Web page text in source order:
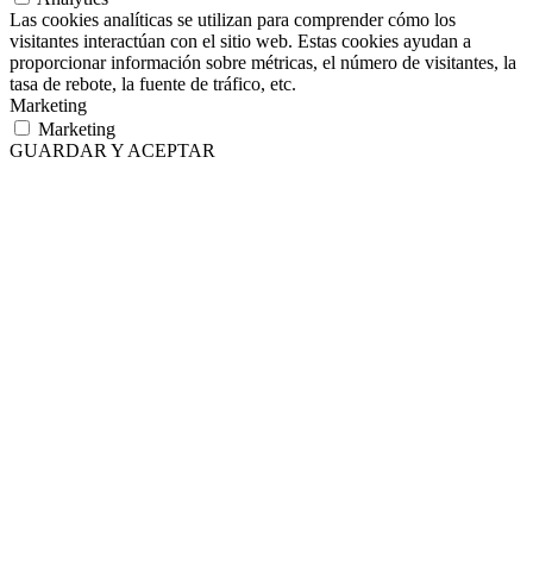
Las cookies analíticas se utilizan para comprender cómo los
visitantes interactúan con el sitio web. Estas cookies ayudan a
proporcionar información sobre métricas, el número de visitantes, la
tasa de rebote, la fuente de tráfico, etc.
Marketing
Marketing
GUARDAR Y ACEPTAR